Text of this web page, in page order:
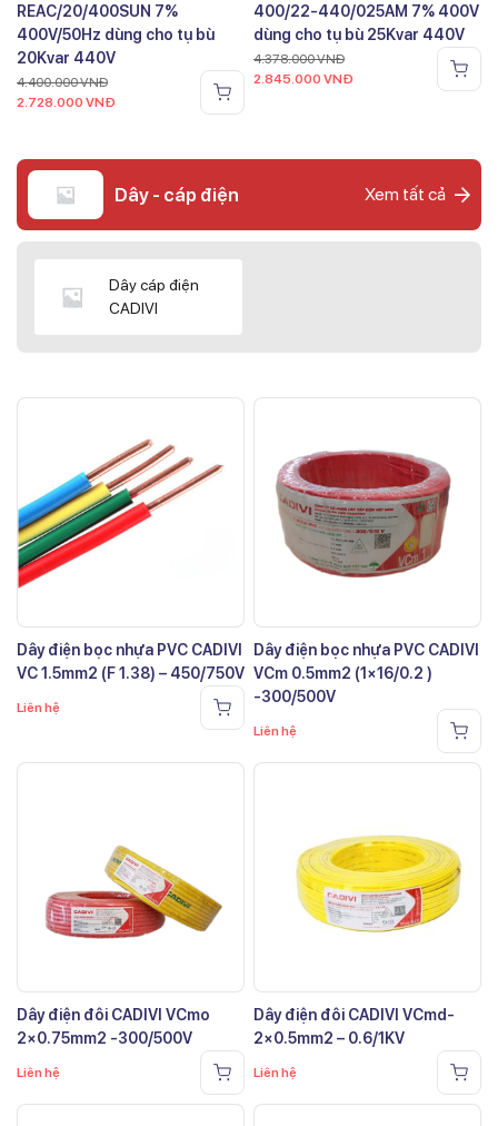
REAC/20/400SUN 7%
400V/50Hz dùng cho tụ bù
20Kvar 440V
4.400.000VNĐ
2.728.000 VNĐ
400/22-440/025AM 7% 400V
dùng cho tụ bù 25Kvar 440V
4.378.000VNĐ
2.845.000 VNĐ
Dây - cáp điện Xem tất cả
Dây cáp điện
CADIVI
Dây điện bọc nhựa PVC CADIVI
VC 1.5mm2 (F 1.38) – 450/750V
Liên hệ
Dây điện bọc nhựa PVC CADIVI
VCm 0.5mm2 (1×16/0.2 )
-300/500V
Liên hệ
Dây điện đôi CADIVI VCmo
2×0.75mm2 -300/500V
Liên hệ
Dây điện đôi CADIVI VCmd-
2×0.5mm2 – 0.6/1KV
Liên hệ